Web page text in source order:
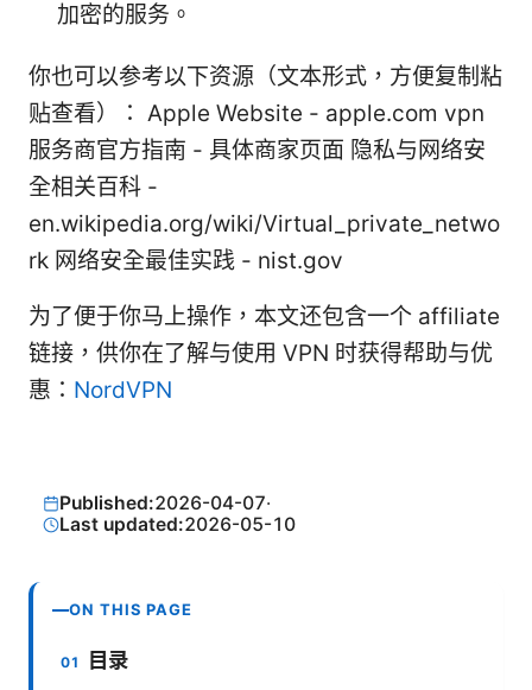
加密的服务。
你也可以参考以下资源（文本形式，方便复制粘
贴查看）： Apple Website - apple.com vpn
服务商官方指南 - 具体商家页面 隐私与网络安
全相关百科 -
en.wikipedia.org/wiki/Virtual_private_netwo
rk 网络安全最佳实践 - nist.gov
为了便于你马上操作，本文还包含一个 affiliate
链接，供你在了解与使用 VPN 时获得帮助与优
惠： NordVPN
Published:2026-04-07·
Last updated:2026-05-10
ON THIS PAGE
目录